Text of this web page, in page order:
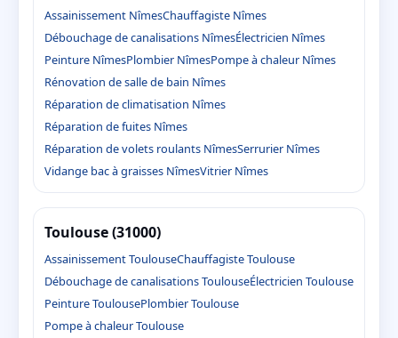
Assainissement NîmesChauffagiste Nîmes
Débouchage de canalisations NîmesÉlectricien Nîmes
Peinture NîmesPlombier NîmesPompe à chaleur Nîmes
Rénovation de salle de bain Nîmes
Réparation de climatisation Nîmes
Réparation de fuites Nîmes
Réparation de volets roulants NîmesSerrurier Nîmes
Vidange bac à graisses NîmesVitrier Nîmes
Toulouse (31000)
Assainissement ToulouseChauffagiste Toulouse
Débouchage de canalisations ToulouseÉlectricien Toulouse
Peinture ToulousePlombier Toulouse
Pompe à chaleur Toulouse